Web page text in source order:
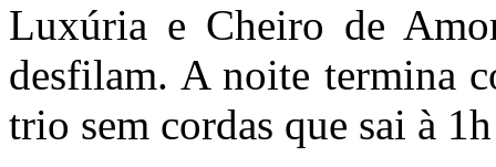
Luxúria e Cheiro de
desfilam. A noite termina
trio sem cordas que sai à